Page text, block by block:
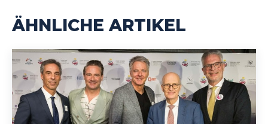
ÄHNLICHE ARTIKEL